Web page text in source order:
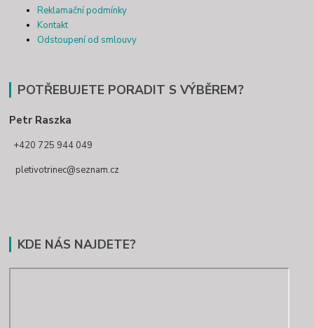
Reklamační podmínky
Kontakt
Odstoupení od smlouvy
POTŘEBUJETE PORADIT S VÝBĚREM?
Petr Raszka
+420 725 944 049
pletivotrinec@seznam.cz
KDE NÁS NAJDETE?